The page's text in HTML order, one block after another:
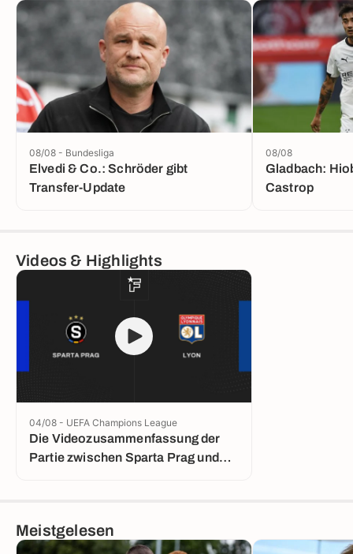
Elvedi & Co.: Schröder gibt
Transfer-Update
08/08 - Bundesliga
Gladbach:
Castrop
08/08
Videos & Highlights
Die Videozusammenfassung der
Partie zwischen Sparta Prag und
04/08 - UEFA Champions League
Meistgelesen